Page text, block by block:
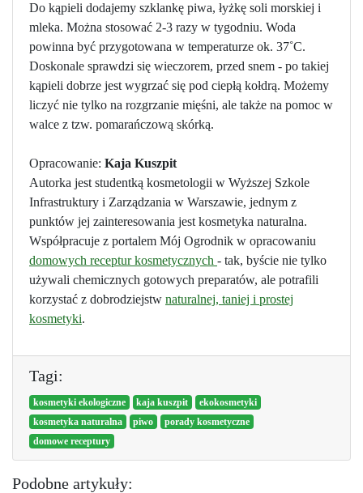
Do kąpieli dodajemy szklankę piwa, łyżkę soli morskiej i
mleka. Można stosować 2-3 razy w tygodniu. Woda
powinna być przygotowana w temperaturze ok. 37˚C.
Doskonale sprawdzi się wieczorem, przed snem - po takiej
kąpieli dobrze jest wygrzać się pod ciepłą kołdrą. Możemy
liczyć nie tylko na rozgrzanie mięśni, ale także na pomoc w
walce z tzw. pomarańczową skórką.
Opracowanie: Kaja Kuszpit
Autorka jest studentką kosmetologii w Wyższej Szkole
Infrastruktury i Zarządzania w Warszawie, jednym z
punktów jej zainteresowania jest kosmetyka naturalna.
Współpracuje z portalem Mój Ogrodnik w opracowaniu
domowych receptur kosmetycznych - tak, byście nie tylko
używali chemicznych gotowych preparatów, ale potrafili
korzystać z dobrodziejstw naturalnej, taniej i prostej
kosmetyki.
Tagi:
kosmetyki ekologiczne kaja kuszpit
ekokosmetyki
kosmetyka naturalna
piwo
porady kosmetyczne
domowe receptury
Podobne artykuły: